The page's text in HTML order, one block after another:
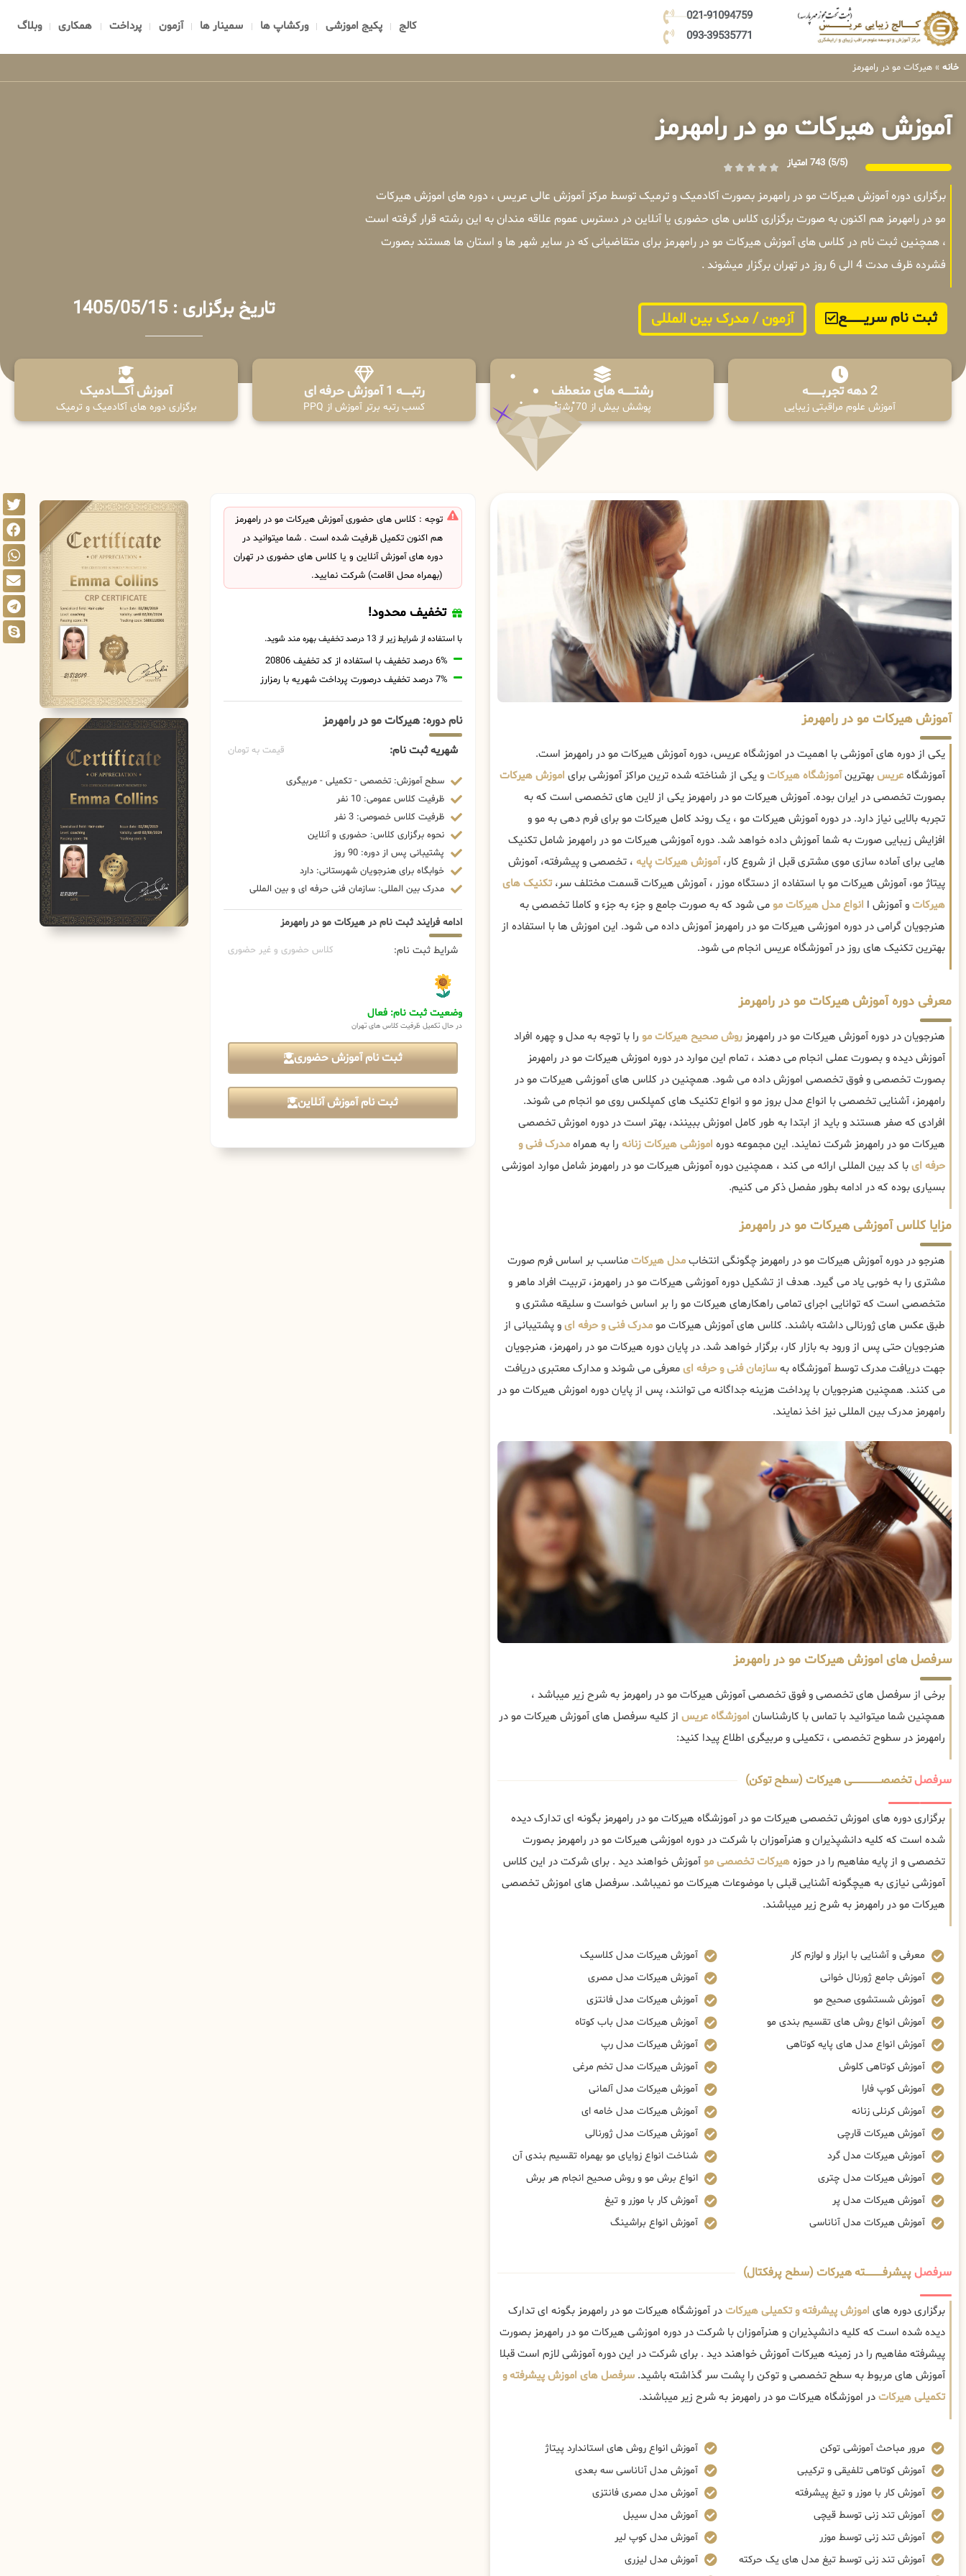
021-91094759
093-39535771
کالج پکیج اموزشی ورکشاپ ها سمینار ها آزمون پرداخت همکاری وبلاگ
خانه » هیرکات مو در رامهرمز
آموزش هیرکات مو در رامهرمز
(5/5) 743 امتیاز
برگزاری دوره آموزش هیرکات مو در رامهرمز بصورت آکادمیک و ترمیک توسط مرکز آموزش عالی عریس ، دوره های اموزش هیرکات
مو در رامهرمز هم اکنون به صورت برگزاری کلاس های حضوری یا آنلاین در دسترس عموم علاقه مندان به این رشته قرار گرفته است
، همچنین ثبت نام در کلاس های آموزش هیرکات مو در رامهرمز برای متقاضیانی که در سایر شهر ها و استان ها هستند بصورت
فشرده ظرف مدت 4 الی 6 روز در تهران برگزار میشوند .
ثبت نام سریــــــــــــع آزمون / مدرک بین المللی تاریخ برگزاری : 1405/05/15
2 دهه تجربـــــــــه
آموزش علوم مراقبتی زیبایی
رشتـــــــه های منعطف
پوشش بیش از 70 رشته
رتبــــــه 1 آموزش حرفه ای
کسب رتبه برتر آموزش از PPQ
آموزش آکـــــــادمیک
برگزاری دوره های آکادمیک و ترمیک
آموزش هیرکات مو در رامهرمز
یکی از دوره های آموزشی با اهمیت در اموزشگاه عریس، دوره آموزش هیرکات مو در رامهرمز است.
آموزشگاهعریسبهترینآموزشگاه هیرکاتو یکی از شناخته شده ترین مراکز آموزشی برای اموزش هیرکات
بصورت تخصصی در ایران بوده. آموزش هیرکات مو در رامهرمز یکی از لاین های تخصصی است که به
تجربه بالایی نیاز دارد. در دوره آموزش هیرکات مو ، یک روند کامل هیرکات مو برای فرم دهی به مو و
افزایش زیبایی صورت به شما آموزش داده خواهد شد. دوره آموزشی هیرکات مو در رامهرمز شامل تکنیک
هایی برای آماده سازی موی مشتری قبل از شروع کار،آموزش هیرکات پایه ، تخصصی و پیشرفته، آموزش
پیتاژ مو، آموزش هیرکات مو با استفاده از دستگاه موزر ، آموزش هیرکات قسمت مختلف سر،تکنیک های
هیرکاتو آموزش ا انواع مدل هیرکات مومی شود که به صورت جامع و جزء به جزء و کاملا تخصصی به
هنرجویان گرامی در دوره اموزشی هیرکات مو در رامهرمز آموزش داده می شود. این اموزش ها با استفاده از
بهترین تکنیک های روز در آموزشگاه عریس انجام می شود.
معرفی دوره آموزش هیرکات مو در رامهرمز
هنرجویان در دوره آموزش هیرکات مو در رامهرمز روش صحیح هیرکات مو را با توجه به مدل و چهره افراد
آموزش دیده و بصورت عملی انجام می دهند ، تمام این موارد در دوره اموزش هیرکات مو در رامهرمز
بصورت تخصصی و فوق تخصصی اموزش داده می شود. همچنین در کلاس های آموزشی هیرکات مو در
رامهرمز، آشنایی تخصصی با انواع مدل بروز مو و انواع تکنیک های کمپلکس روی مو انجام می شوند.
افرادی که صفر هستند و باید از ابتدا به طور کامل اموزش ببینند، بهتر است در دوره اموزش تخصصی
هیرکات مو در رامهرمز شرکت نمایند. این مجموعه دوره اموزشی هیرکات زنانه را به همراهمدرک فنی و
حرفه ایبا کد بین المللی ارائه می کند ، همچنین دوره آموزش هیرکات مو در رامهرمز شامل موارد اموزشی
بسیاری بوده که در ادامه بطور مفصل ذکر می کنیم.
مزایا کلاس آموزشی هیرکات مو در رامهرمز
هنرجو در دوره آموزش هیرکات مو در رامهرمز چگونگی انتخابمدل هیرکاتمناسب بر اساس فرم صورت
مشتری را به خوبی یاد می گیرد. هدف از تشکیل دوره آموزشی هیرکات مو در رامهرمز، تربیت افراد ماهر و
متخصصی است که توانایی اجرای تمامی راهکارهای هیرکات مو را بر اساس خواست و سلیقه مشتری و
طبق عکس های ژورنالی داشته باشند. کلاس های آموزش هیرکات مومدرک فنی و حرفه ایو پشتیبانی از
هنرجویان حتی پس از ورود به بازار کار، برگزار خواهد شد. در پایان دوره هیرکات مو در رامهرمز، هنرجویان
جهت دریافت مدرک توسط آموزشگاه بهسازمان فنی و حرفه ایمعرفی می شوند و مدارک معتبری دریافت
می کنند. همچنین هنرجویان با پرداخت هزینه جداگانه می توانند، پس از پایان دوره اموزش هیرکات مو در
رامهرمز مدرک بین المللی نیز اخذ نمایند.
سرفصل های اموزش هیرکات مو در رامهرمز
برخی از سرفصل های تخصصی و فوق تخصصی آموزش هیرکات مو در رامهرمز به شرح زیر میباشد ،
همچنین شما میتوانید با تماس با کارشناسان اموزشگاه عریس از کلیه سرفصل های آموزش هیرکات مو در
رامهرمز در سطوح تخصصی ، تکمیلی و مربیگری اطلاع پیدا کنید:
سرفصلتخصصــــــــــــــــــــی هیرکات (سطح توکن)
برگزاری دوره های اموزش تخصصی هیرکات مو در آموزشگاه هیرکات مو در رامهرمز بگونه ای تدارک دیده
شده است که کلیه دانشپذیران و هنرآموزان با شرکت در دوره اموزشی هیرکات مو در رامهرمز بصورت
تخصصی و از پایه مفاهیم را در حوزههیرکات تخصصی موآموزش خواهند دید . برای شرکت در این کلاس
آموزشی نیازی به هیچگونه آشنایی قبلی با موضوعات هیرکات مو نمیباشد. سرفصل های اموزش تخصصی
هیرکات مو در رامهرمز به شرح زیر میباشند.
معرفی و آشنایی با ابزار و لوازم کار
آموزش جامع ژورنال خوانی
آموزش شستشوی صحیح مو
آموزش انواع روش های تقسیم بندی مو
آموزش انواع مدل های پایه کوتاهی
آموزش کوتاهی کلوش
آموزش کوپ فارا
آموزش کرنلی زنانه
آموزش هیرکات قارچی
آموزش هیرکات مدل گرد
آموزش هیرکات مدل چتری
آموزش هیرکات مدل پر
آموزش هیرکات مدل آناناسی
آموزش هیرکات مدل کلاسیک
آموزش هیرکات مدل مصری
آموزش هیرکات مدل فانتزی
آموزش هیرکات مدل باب کوتاه
آموزش هیرکات مدل رپ
آموزش هیرکات مدل تخم مرغی
آموزش هیرکات مدل آلمانی
آموزش هیرکات مدل خامه ای
آموزش هیرکات مدل ژورنالی
شناخت انواع زوایای مو بهمراه تقسیم بندی آن
انواع برش مو و روش صحیح انجام هر برش
آموزش کار با موزر و تیغ
آموزش انواع براشینگ
سرفصلپیشرفــــــــــــته هیرکات (سطح پرفکتال)
برگزاری دوره های اموزش پیشرفته و تکمیلی هیرکاتدر آموزشگاه هیرکات مو در رامهرمز بگونه ای تدارک
دیده شده است که کلیه دانشپذیران و هنرآموزان با شرکت در دوره اموزشی هیرکات مو در رامهرمز بصورت
پیشرفته مفاهیم را در زمینه هیرکات آموزش خواهند دید . برای شرکت در این دوره آموزشی لازم است قبلا
آموزش های مربوط به سطح تخصصی و توکن را پشت سر گذاشته باشید. سرفصل های اموزش پیشرفته و
تکمیلی هیرکاتدر اموزشگاه هیرکات مو در رامهرمز به شرح زیر میباشند.
مرور مباحث آموزشی توکن
آموزش کوتاهی تلفیقی و ترکیبی
آموزش کار با موزر و تیغ پیشرفته
آموزش تند زنی توسط قیچی
آموزش تند زنی توسط موزر
آموزش تند زنی توسط تیغ مدل های یک حرکته
آموزش انواع روش های استاندارد پیتاژ
آموزش مدل آناناسی سه بعدی
آموزش مدل مصری فانتزی
آموزش مدل سیبل
آموزش مدل کوپ لیر
آموزش مدل لیزری
توجه : کلاس های حضوری آموزش هیرکات مو در رامهرمز
هم اکنون تکمیل ظرفیت شده است . شما میتوانید در
دوره های آموزش آنلاین و یا کلاس های حضوری در تهران
(بهمراه محل اقامت) شرکت نمایید.
تخفیف محدود!
با استفاده از شرایط زیر از 13 درصد تخفیف بهره مند شوید.
6% درصد تخفیف با استفاده از کد تخفیف 20806
7% درصد تخفیف درصورت پرداخت شهریه با رمزارز
نام دوره: هیرکات مو در رامهرمز
شهریه ثبت نام: قیمت به تومان
سطح آموزش: تخصصی - تکمیلی - مربیگری
ظرفیت کلاس عمومی: 10 نفر
ظرفیت کلاس خصوصی: 3 نفر
نحوه برگزاری کلاس: حضوری و آنلاین
پشتیبانی پس از دوره: 90 روز
خوابگاه برای هنرجویان شهرستانی: دارد
مدرک بین المللی: سازمان فنی حرفه ای و بین المللی
ادامه فرایند ثبت نام در هیرکات مو در رامهرمز
شرایط ثبت نام: کلاس حضوری و غیر حضوری
وضعیت ثبت نام: فعال
در حال تکمیل ظرفیت کلاس های تهران
ثبت نام آموزش حضوری
ثبت نام آموزش آنلاین